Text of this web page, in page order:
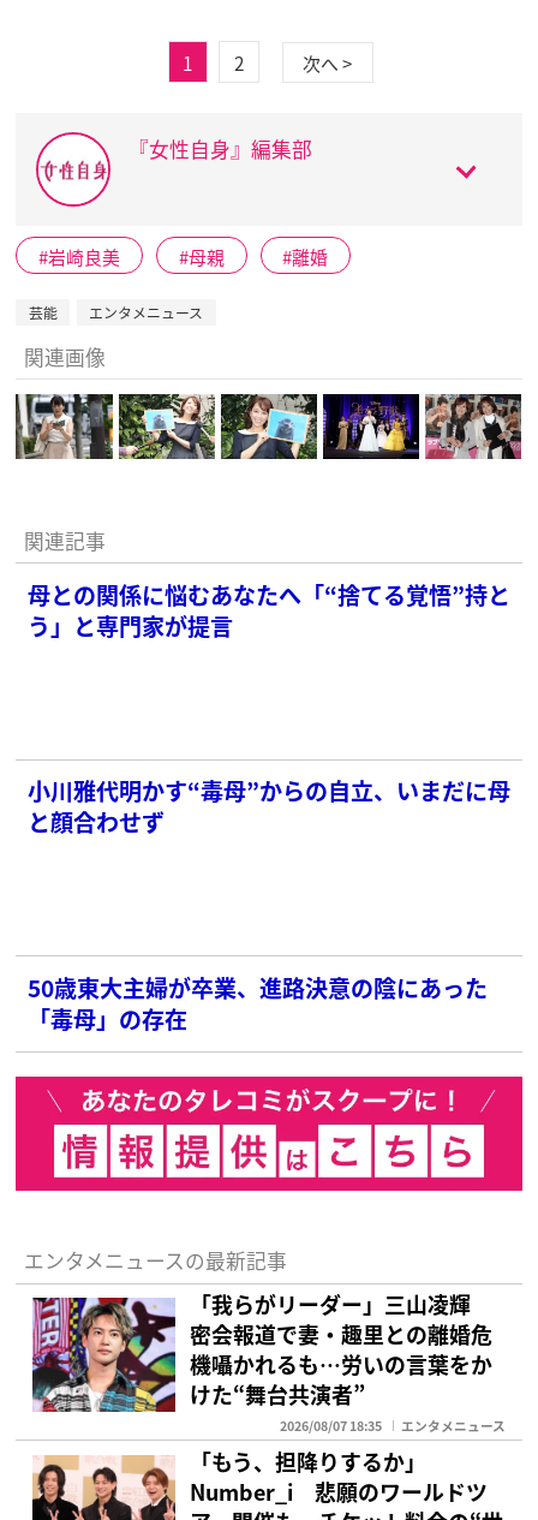
1 2 次へ >
『女性自身』編集部
岩崎良美 母親 離婚
芸能 エンタメニュース
関連画像
関連記事
母との関係に悩むあなたへ「“捨てる覚悟”持と
う」と専門家が提言
小川雅代明かす“毒母”からの自立、いまだに母
と顔合わせず
50歳東大主婦が卒業、進路決意の陰にあった
「毒母」の存在
エンタメニュースの最新記事
「我らがリーダー」三山凌輝
密会報道で妻・趣里との離婚危
機囁かれるも…労いの言葉をか
けた“舞台共演者”
2026/08/07 18:35 エンタメニュース
「もう、担降りするか」
Number_i 悲願のワールドツ